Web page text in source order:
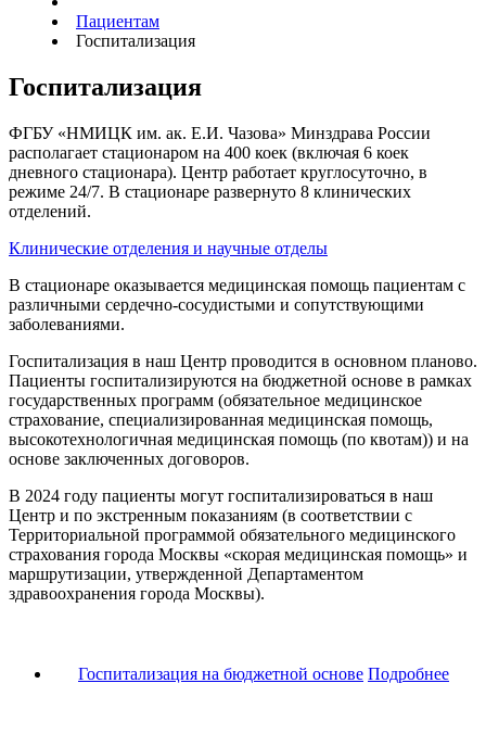
Пациентам
Госпитализация
Госпитализация
ФГБУ «НМИЦК им. ак. Е.И. Чазова» Минздрава России
располагает стационаром на 400 коек (включая 6 коек
дневного стационара). Центр работает круглосуточно, в
режиме 24/7. В стационаре развернуто 8 клинических
отделений.
Клинические отделения и научные отделы
В стационаре оказывается медицинская помощь пациентам с
различными сердечно-сосудистыми и сопутствующими
заболеваниями.
Госпитализация в наш Центр проводится в основном планово.
Пациенты госпитализируются на бюджетной основе в рамках
государственных программ (обязательное медицинское
страхование, специализированная медицинская помощь,
высокотехнологичная медицинская помощь (по квотам)) и на
основе заключенных договоров.
В 2024 году пациенты могут госпитализироваться в наш
Центр и по экстренным показаниям (в соответствии с
Территориальной программой обязательного медицинского
страхования города Москвы «скорая медицинская помощь» и
маршрутизации, утвержденной Департаментом
здравоохранения города Москвы).
Госпитализация на бюджетной основе Подробнее